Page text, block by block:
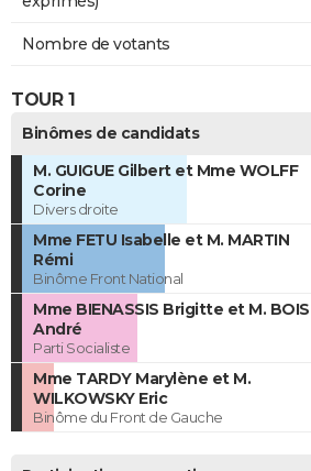
Nombre de votants
TOUR 1
Binômes de candidats
M. GUIGUE Gilbert et Mme WOLFF
Corine
Divers droite
Mme FETU Isabelle et M. MARTIN
Rémi
Binôme Front National
Mme BIENASSIS Brigitte et M. BOIS
André
Parti Socialiste
Mme TARDY Marylène et M.
WILKOWSKY Eric
Binôme du Front de Gauche